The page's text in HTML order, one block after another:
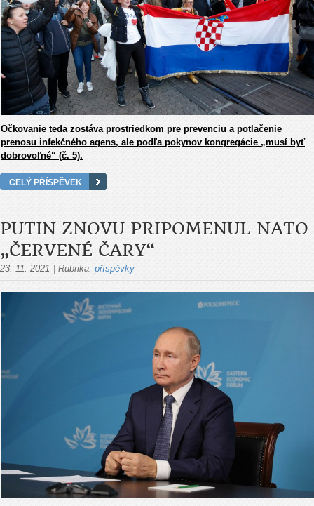
Očkovanie teda zostáva prostriedkom pre prevenciu a potlačenie
prenosu infekčného agens, ale podľa pokynov kongregácie „musí byť
dobrovoľné“ (č. 5).
CELÝ PŘÍSPĚVEK
PUTIN ZNOVU PRIPOMENUL NATO
„ČERVENÉ ČARY“
23. 11. 2021 Rubrika: příspěvky